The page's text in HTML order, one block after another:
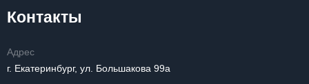
Контакты
Адрес
г. Екатеринбург, ул. Большакова 99а